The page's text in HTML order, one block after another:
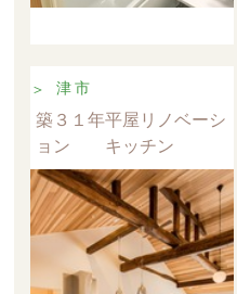
津市
築３１年平屋リノベーシ
ョン キッチン